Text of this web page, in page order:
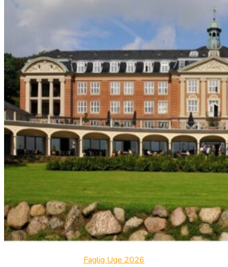
Faglig Uge 2026